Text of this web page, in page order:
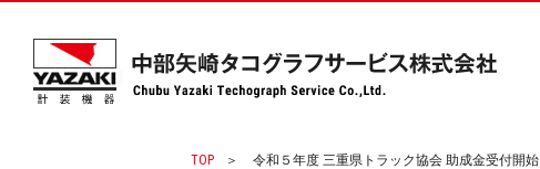
TOP ＞ 令和５年度 三重県トラック協会 助成金受付開始